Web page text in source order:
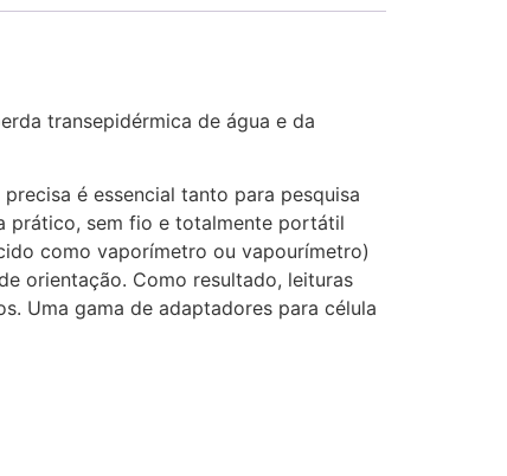
transepidérmica de água e da
é essencial tanto para pesquisa
prático, sem fio e totalmente portátil
como vaporímetro ou vapourímetro)
orientação. Como resultado, leituras
Uma gama de adaptadores para célula